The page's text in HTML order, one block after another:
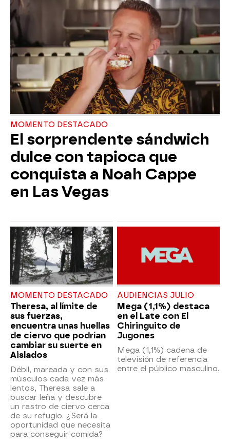
MOMENTO DESTACADO
El sorprendente sándwich
dulce con tapioca que
conquista a Noah Cappe
en Las Vegas
MOMENTO DESTACADO
Theresa, al límite de
sus fuerzas,
encuentra unas huellas
de ciervo que podrían
cambiar su suerte en
Aislados
Débil, mareada y con sus
músculos cada vez más
lentos, Theresa sale a
buscar leña y descubre
un rastro de ciervo cerca
de su refugio. ¿Será la
oportunidad que necesita
para conseguir comida?
AUDIENCIAS JULIO
Mega (1,1%) destaca
en el Late con El
Chiringuito de
Jugones
Mega (1,1%) cadena de
televisión de referencia
entre el público masculino.